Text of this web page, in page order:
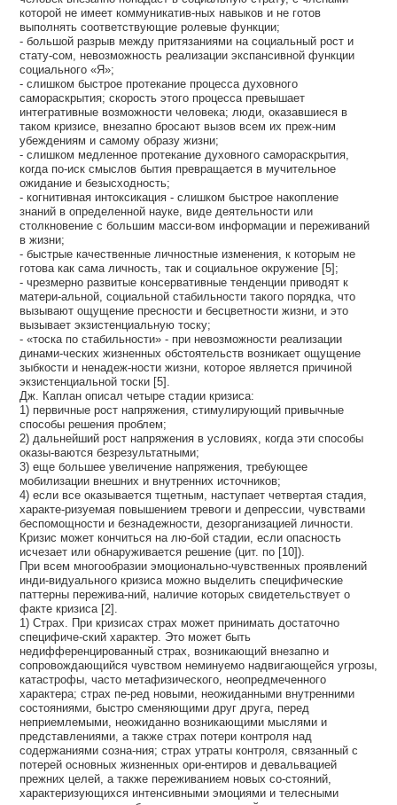
которой не имеет коммуникатив-ных навыков и не готов
выполнять соответствующие ролевые функции;
- большой разрыв между притязаниями на социальный рост и
стату-сом, невозможность реализации экспансивной функции
социального «Я»;
- слишком быстрое протекание процесса духовного
самораскрытия; скорость этого процесса превышает
интегративные возможности человека; люди, оказавшиеся в
таком кризисе, внезапно бросают вызов всем их преж-ним
убеждениям и самому образу жизни;
- слишком медленное протекание духовного самораскрытия,
когда по-иск смыслов бытия превращается в мучительное
ожидание и безысходность;
- когнитивная интоксикация - слишком быстрое накопление
знаний в определенной науке, виде деятельности или
столкновение с большим масси-вом информации и переживаний
в жизни;
- быстрые качественные личностные изменения, к которым не
готова как сама личность, так и социальное окружение [5];
- чрезмерно развитые консервативные тенденции приводят к
матери-альной, социальной стабильности такого порядка, что
вызывают ощущение пресности и бесцветности жизни, и это
вызывает экзистенциальную тоску;
- «тоска по стабильности» - при невозможности реализации
динами-ческих жизненных обстоятельств возникает ощущение
зыбкости и ненадеж-ности жизни, которое является причиной
экзистенциальной тоски [5].
Дж. Каплан описал четыре стадии кризиса:
1) первичные рост напряжения, стимулирующий привычные
способы решения проблем;
2) дальнейший рост напряжения в условиях, когда эти способы
оказы-ваются безрезультатными;
3) еще большее увеличение напряжения, требующее
мобилизации внешних и внутренних источников;
4) если все оказывается тщетным, наступает четвертая стадия,
характе-ризуемая повышением тревоги и депрессии, чувствами
беспомощности и безнадежности, дезорганизацией личности.
Кризис может кончиться на лю-бой стадии, если опасность
исчезает или обнаруживается решение (цит. по [10]).
При всем многообразии эмоционально-чувственных проявлений
инди-видуального кризиса можно выделить специфические
паттерны пережива-ний, наличие которых свидетельствует о
факте кризиса [2].
1) Страх. При кризисах страх может принимать достаточно
специфиче-ский характер. Это может быть
недифференцированный страх, возникающий внезапно и
сопровождающийся чувством неминуемо надвигающейся угрозы,
катастрофы, часто метафизического, неопредмеченного
характера; страх пе-ред новыми, неожиданными внутренними
состояниями, быстро сменяющими друг друга, перед
неприемлемыми, неожиданно возникающими мыслями и
представлениями, а также страх потери контроля над
содержаниями созна-ния; страх утраты контроля, связанный с
потерей основных жизненных ори-ентиров и девальвацией
прежних целей, а также переживанием новых со-стояний,
характеризующихся интенсивными эмоциями и телесными